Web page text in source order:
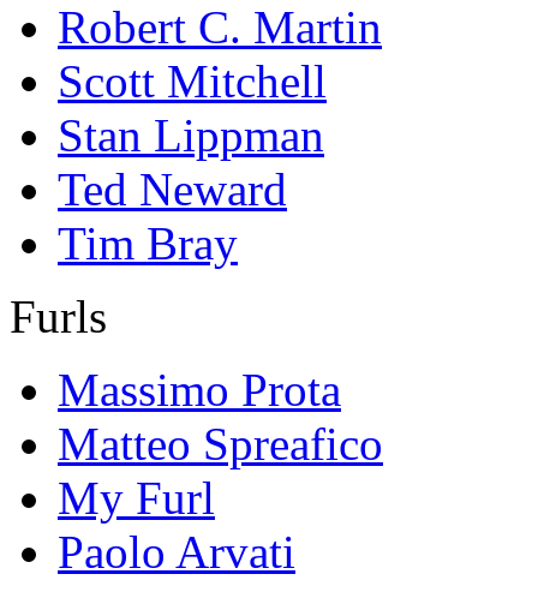
Robert C. Martin
Scott Mitchell
Stan Lippman
Ted Neward
Tim Bray
Furls
Massimo Prota
Matteo Spreafico
My Furl
Paolo Arvati